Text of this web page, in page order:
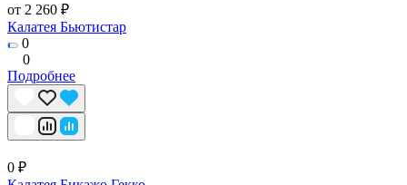
от 2 260 ₽
Калатея Бьютистар
0
0
Подробнее
0 ₽